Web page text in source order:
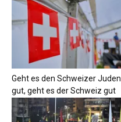
Geht es den Schweizer Juden
gut, geht es der Schweiz gut